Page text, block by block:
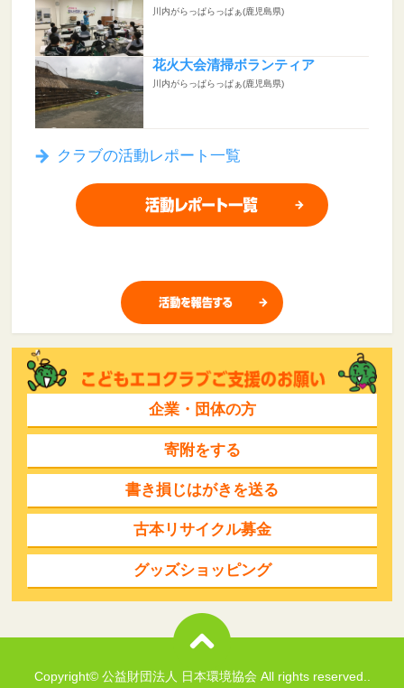
川内がらっぱらっぱぁ(鹿児島県)
花火大会清掃ボランティア
川内がらっぱらっぱぁ(鹿児島県)
クラブの活動レポート一覧
企業・団体の方
寄附をする
書き損じはがきを送る
古本リサイクル募金
グッズショッピング
Copyright© 公益財団法人 日本環境協会 All rights reserved..